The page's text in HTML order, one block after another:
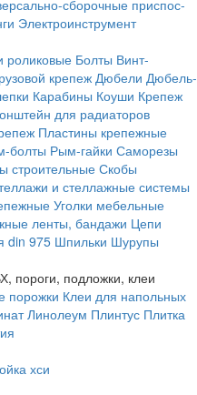
сборочные приспос-
Электроинструмент
роликовые Болты Винт-
крепеж Дюбели Дюбель-
Карабины Коуши Крепеж
для радиаторов
Пластины крепежные
болты Рым-гайки Саморезы
строительные Скобы
и стеллажные системы
Уголки мебельные
ленты, бандажи Цепи
din 975 Шпильки Шурупы
пороги, подложки, клеи
порожки Клеи для напольных
Линолеум Плинтус Плитка
хси